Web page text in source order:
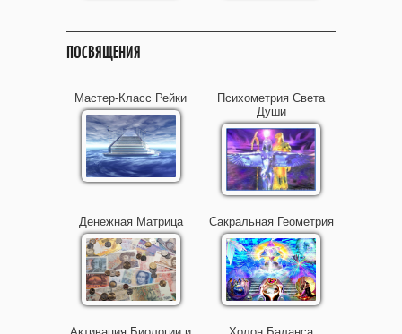
ПОСВЯЩЕНИЯ
Мастер-Класс Рейки
Психометрия Света
Души
Денежная Матрица Сакральная Геометрия